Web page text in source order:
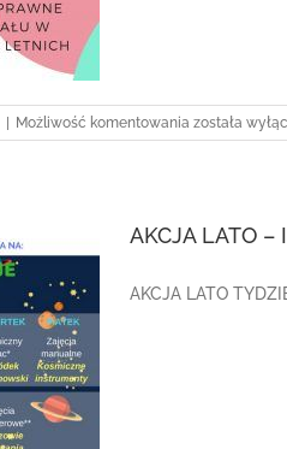
Możliwość komentowania Półkolonie
została
AKCJA LATO – I
AKCJA LATO